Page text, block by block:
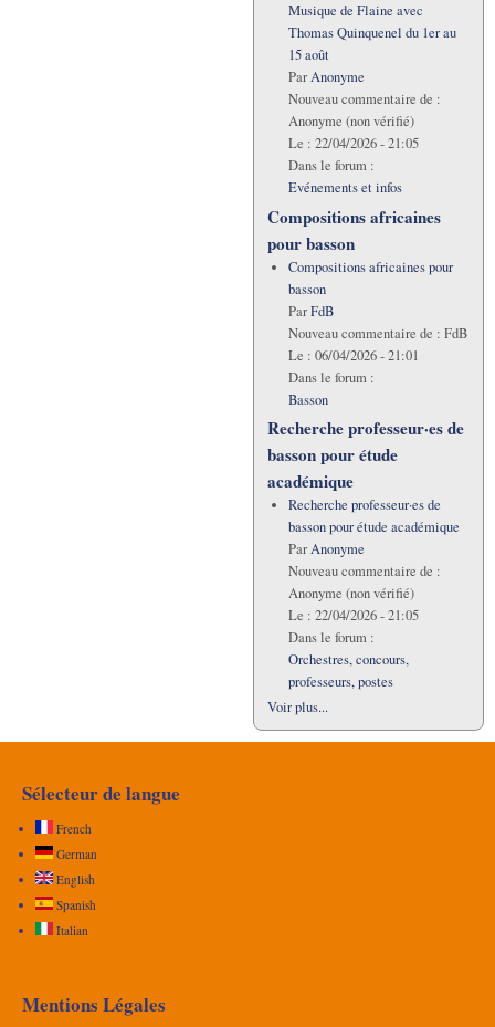
Musique de Flaine avec
Thomas Quinquenel du 1er au
15 août
ParAnonyme
Nouveau commentaire de :
Anonyme (non vérifié)
Le : 22/04/2026 - 21:05
Dans le forum :
Evénements et infos
Compositions africaines
pour basson
Compositions africaines pour
basson
ParFdB
Nouveau commentaire de : FdB
Le : 06/04/2026 - 21:01
Dans le forum :
Basson
Recherche professeur·es de
basson pour étude
académique
Recherche professeur·es de
basson pour étude académique
ParAnonyme
Nouveau commentaire de :
Anonyme (non vérifié)
Le : 22/04/2026 - 21:05
Dans le forum :
Orchestres, concours,
professeurs, postes
Voir plus...
Sélecteur de langue
French
German
English
Spanish
Italian
Mentions Légales